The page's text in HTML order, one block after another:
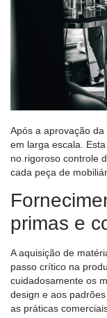
Após a aprovação
em larga escala.
no rigoroso controle
cada peça de
primas e
A aquisição de
passo crítico na
cuidadosamente os
design e aos
as práticas